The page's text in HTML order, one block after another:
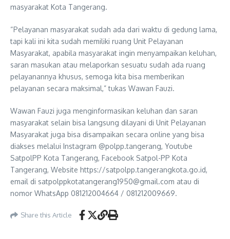
masyarakat Kota Tangerang.
“Pelayanan masyarakat sudah ada dari waktu di gedung lama,
tapi kali ini kita sudah memiliki ruang Unit Pelayanan
Masyarakat, apabila masyarakat ingin menyampaikan keluhan,
saran masukan atau melaporkan sesuatu sudah ada ruang
pelayanannya khusus, semoga kita bisa memberikan
pelayanan secara maksimal,” tukas Wawan Fauzi.
Wawan Fauzi juga menginformasikan keluhan dan saran
masyarakat selain bisa langsung dilayani di Unit Pelayanan
Masyarakat juga bisa disampaikan secara online yang bisa
diakses melalui Instagram @polpp.tangerang, Youtube
SatpolPP Kota Tangerang, Facebook Satpol-PP Kota
Tangerang, Website https://satpolpp.tangerangkota.go.id,
email di satpolppkotatangerang1950@gmail.com atau di
nomor WhatsApp 081212004664 / 081212009669.
Share this Article